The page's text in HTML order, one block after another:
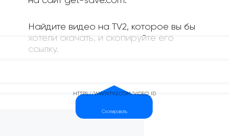
Найдите видео на TV2, которое вы бы
хотели скачать, и скопируйте его
ссылку.